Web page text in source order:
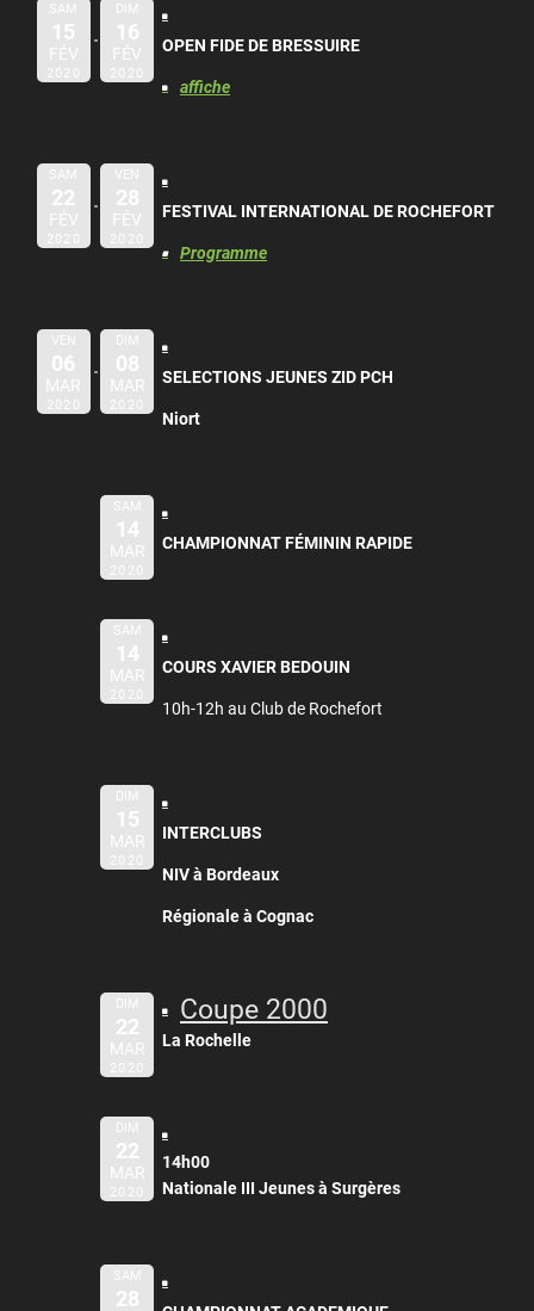
SAM
15
FÉV
2020
DIM
16
FÉV
2020
OPEN FIDE DE BRESSUIRE
affiche
SAM
22
FÉV
2020
VEN
28
FÉV
2020
FESTIVAL INTERNATIONAL DE ROCHEFORT
Programme
VEN
06
MAR
2020
DIM
08
MAR
2020
SELECTIONS JEUNES ZID PCH
Niort
SAM
14
MAR
2020
CHAMPIONNAT FÉMININ RAPIDE
SAM
14
MAR
2020
COURS XAVIER BEDOUIN
10h-12h au Club de Rochefort
DIM
15
MAR
2020
INTERCLUBS
NIV à Bordeaux
Régionale à Cognac
DIM
22
MAR
2020
Coupe 2000
La Rochelle
DIM
22
MAR
2020
14h00
Nationale III Jeunes à Surgères
SAM
28